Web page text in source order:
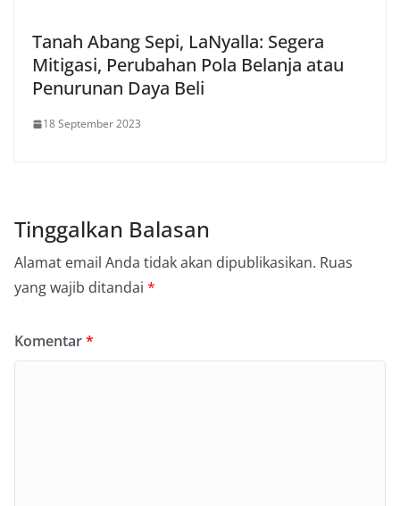
Tanah Abang Sepi, LaNyalla: Segera
Mitigasi, Perubahan Pola Belanja atau
Penurunan Daya Beli
18 September 2023
Tinggalkan Balasan
Alamat email Anda tidak akan dipublikasikan. Ruas
yang wajib ditandai *
Komentar*